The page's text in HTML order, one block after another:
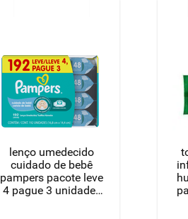
lenço umedecido
cuidado de bebê
pampers pacote leve
4 pague 3 unidades